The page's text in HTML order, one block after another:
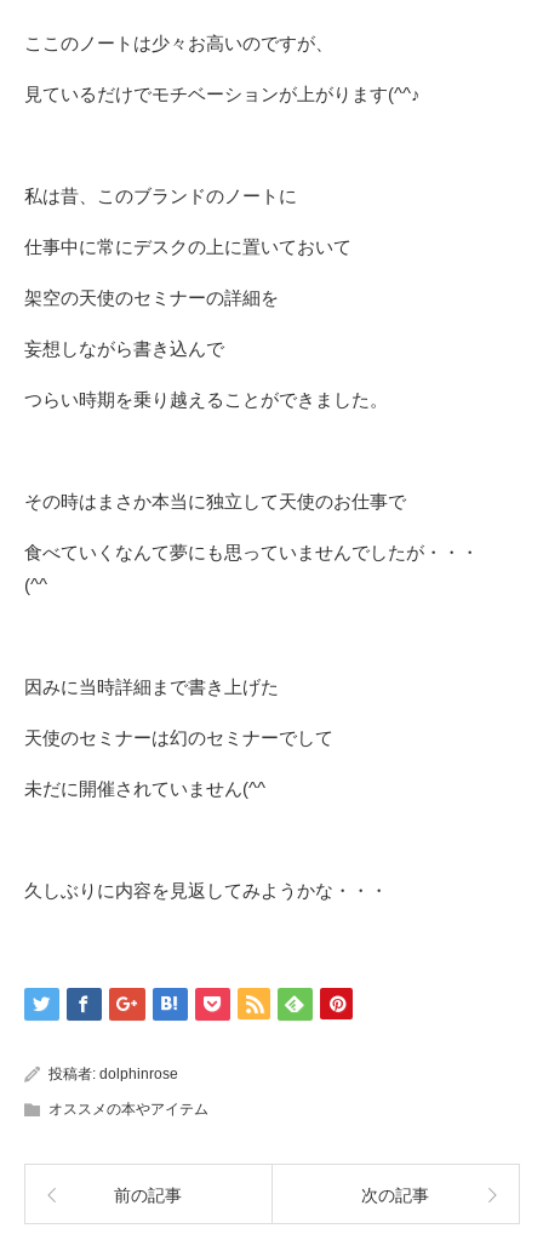
ここのノートは少々お高いのですが、
見ているだけでモチベーションが上がります(^^♪
私は昔、このブランドのノートに
仕事中に常にデスクの上に置いておいて
架空の天使のセミナーの詳細を
妄想しながら書き込んで
つらい時期を乗り越えることができました。
その時はまさか本当に独立して天使のお仕事で
食べていくなんて夢にも思っていませんでしたが・・・
(^^ゞ
因みに当時詳細まで書き上げた
天使のセミナーは幻のセミナーでして
未だに開催されていません(^^ゞ
久しぶりに内容を見返してみようかな・・・
投稿者: dolphinrose
オススメの本やアイテム
前の記事 次の記事